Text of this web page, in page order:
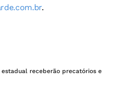
.
receberão precatórios e